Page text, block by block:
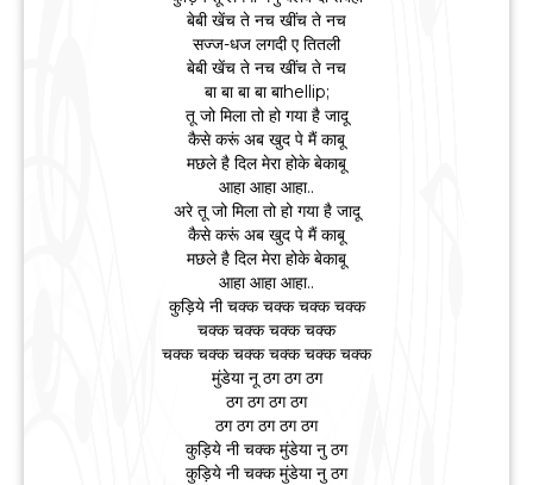
बेबी खेंच ते नच खींच ते नच
सज्ज-धज लगदी ए तितली
बेबी खेंच ते नच खींच ते नच
बा बा बा बा बाhellip;
तू जो मिला तो हो गया है जादू
कैसे करूं अब खुद पे मैं काबू
मछले है दिल मेरा होके बेकाबू
आहा आहा आहा..
अरे तू जो मिला तो हो गया है जादू
कैसे करूं अब खुद पे मैं काबू
मछले है दिल मेरा होके बेकाबू
आहा आहा आहा..
कुड़िये नी चक्क चक्क चक्क चक्क
चक्क चक्क चक्क चक्क
चक्क चक्क चक्क चक्क चक्क चक्क
मुंडेया नू ठग ठग ठग
ठग ठग ठग ठग
ठग ठग ठग ठग ठग
कुड़िये नी चक्क मुंडेया नु ठग
कुड़िये नी चक्क मुंडेया नु ठग